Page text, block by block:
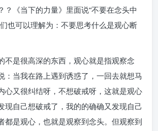
？《当下的力量》里面说“不要在念头中
也可以理解为：不要思考什么是观心断
不是很高深的东西，观心就是指观察念
：当我在路上遇到诱惑了，一回去就想马
心又很纠结呀，不想破戒呀，这就是观心
现自己想破戒了，我的的确确又发现自己
都是观心，也就是观察到念头。但观察到